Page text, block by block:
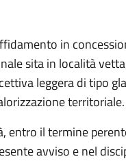
in
sita in località
leggera di tipo
territoriale.
entro il termine
avviso e nel